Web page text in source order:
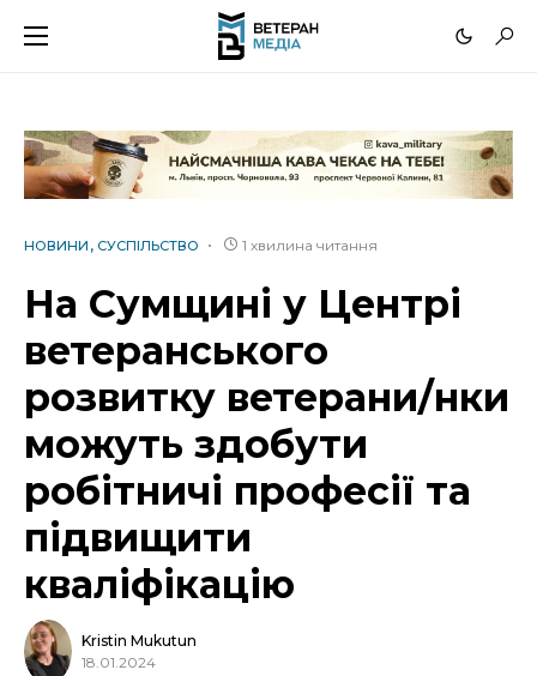
НОВИНИ СУСПІЛЬСТВО 1 хвилина читання
На Сумщині у Центрі
ветеранського
розвитку ветерани/нки
можуть здобути
робітничі професії та
підвищити
кваліфікацію
Kristin Mukutun
18.01.2024